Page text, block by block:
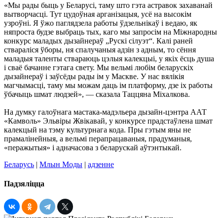
«Мы рады быць у Беларусі, таму што гэта астравок захаванай
вытворчасці. Тут цудоўная арганізацыя, усё на высокім
узроўні. Я ўжо паглядзела работы ўдзельнікаў і ведаю, як
няпроста будзе выбраць тых, каго мы запросім на Міжнародны
конкурс маладых дызайнераў „Рускі сілуэт“. Калі раней
ствараліся ўборы, ня спалучаныя адзін з адным, то сёння
маладыя таленты ствараюць цэлыя калекцыі, у якіх ёсць душа
і сваё бачанне гэтага свету. Мы вельмі любім беларускіх
дызайнераў і заўсёды рады ім у Маскве. У нас вялікія
магчымасці, таму мы можам даць ім платформу, дзе іх работы
ўбачыць шмат людзей», — сказала Таццяна Міхалкова.
На думку галоўнага мастака-мадэльера дызайн-цэнтра ААТ
«Камволь» Эльвіры Жвікавай, у конкурсе прадстаўлена шмат
калекцый на тэму культурнага кода. Пры гэтым яны не
прамалінейныя, а вельмі перапрацаваныя, прадуманыя,
«перажытыя» і адначасова з беларускай аўтэнтыкай.
Беларусь | Млын Моды | адзенне
Падзяліцца